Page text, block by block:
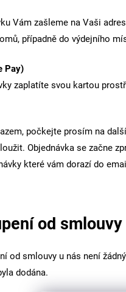
Vám zašleme na Vaši
případně do výdejního
Pay)
zaplatíte svou kartou
počkejte prosím na
Objednávka se začne
které vám dorazí do
od smlouvy
od smlouvy u nás není
dodána.